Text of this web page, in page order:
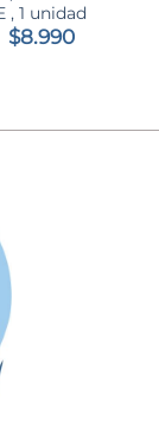
, 1 unidad
El
$8.990El